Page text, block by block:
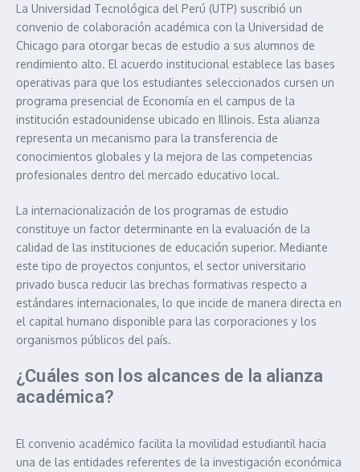
La Universidad Tecnológica del Perú (UTP) suscribió un
convenio de colaboración académica con la Universidad de
Chicago para otorgar becas de estudio a sus alumnos de
rendimiento alto. El acuerdo institucional establece las bases
operativas para que los estudiantes seleccionados cursen un
programa presencial de Economía en el campus de la
institución estadounidense ubicado en Illinois. Esta alianza
representa un mecanismo para la transferencia de
conocimientos globales y la mejora de las competencias
profesionales dentro del mercado educativo local.
La internacionalización de los programas de estudio
constituye un factor determinante en la evaluación de la
calidad de las instituciones de educación superior. Mediante
este tipo de proyectos conjuntos, el sector universitario
privado busca reducir las brechas formativas respecto a
estándares internacionales, lo que incide de manera directa en
el capital humano disponible para las corporaciones y los
organismos públicos del país.
¿Cuáles son los alcances de la alianza
académica?
El convenio académico facilita la movilidad estudiantil hacia
una de las entidades referentes de la investigación económica